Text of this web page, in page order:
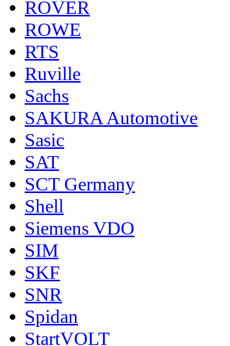
ROVER
ROWE
RTS
Ruville
Sachs
SAKURA Automotive
Sasic
SAT
SCT Germany
Shell
Siemens VDO
SIM
SKF
SNR
Spidan
StartVOLT